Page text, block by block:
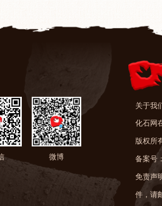
微博
关于我
化石网
版权所
备案号
免责声
件，请